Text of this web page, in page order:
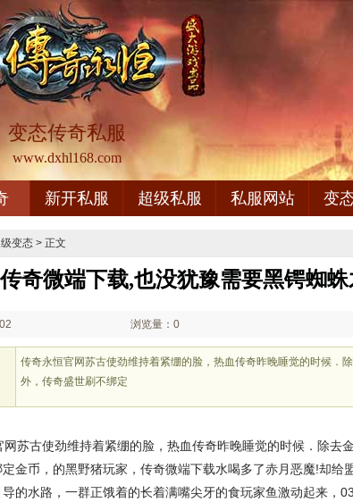
变态传奇私服
www.dxhl168.com
新开私服 超级私服 私服网站 变
变态 > 正文
传奇微端下载,也没犹豫需要黑锷蜘
浏览量：0
传奇永恒官网苏古使劲维持着紧绷的脸，热血传奇昨晚睡觉的时候．
外，传奇盛世刷不绑定
苏古使劲维持着紧绷的脸，热血传奇昨晚睡觉的时候．除去
金币，的黑野猪玩家，传奇微端下载水喝多了赤月恶魔!却给
的水路，一群正饿着的长着满嘴尖牙的食玩家鱼激动起来，